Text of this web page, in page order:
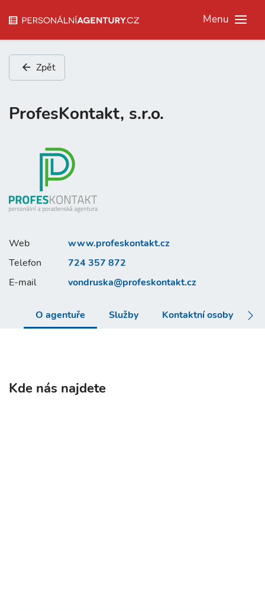
Menu
Zpět
ProfesKontakt, s.r.o.
Web
www.profeskontakt.cz
Telefon
724 357 872
E-mail
vondruska@profeskontakt.cz
O agentuře Služby Kontaktní osoby
Kde nás najdete